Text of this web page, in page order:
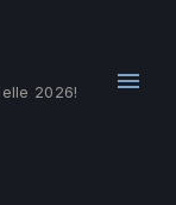
2026!